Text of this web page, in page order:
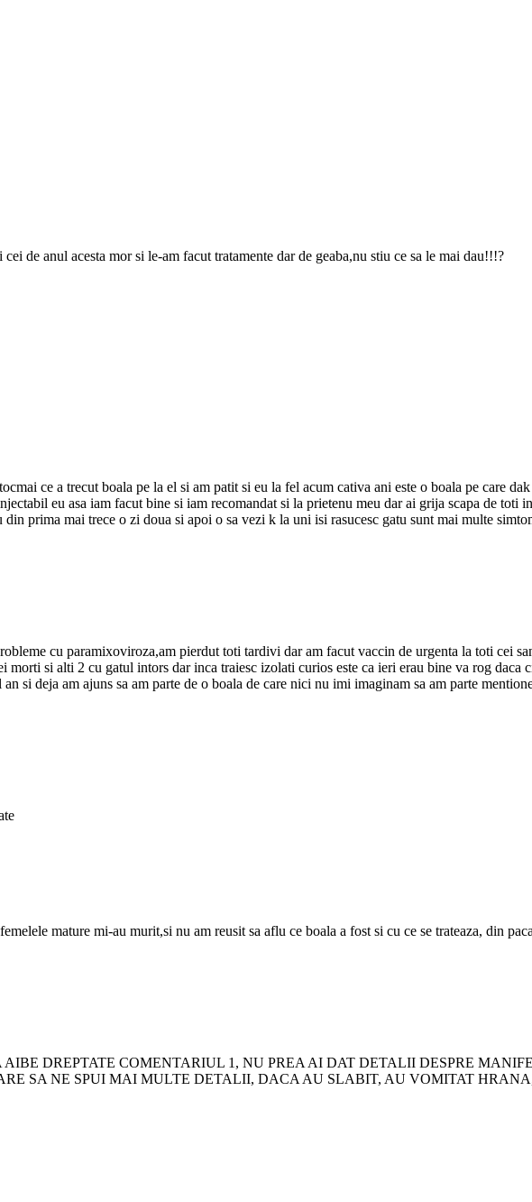
de anul acesta mor si le-am facut tratamente dar de geaba,nu stiu ce sa le mai dau!!!?
ce a trecut boala pe la el si am patit si eu la fel acum cativa ani este o boala pe care
eu asa iam facut bine si iam recomandat si la prietenu meu dar ai grija scapa de toti
prima mai trece o zi doua si apoi o sa vezi k la uni isi rasucesc gatu sunt mai multe
cu paramixoviroza,am pierdut toti tardivi dar am facut vaccin de urgenta la toti cei
morti si alti 2 cu gatul intors dar inca traiesc izolati curios este ca ieri erau bine va rog daca
si deja am ajuns sa am parte de o boala de care nici nu imi imaginam sa am parte
mature mi-au murit,si nu am reusit sa aflu ce boala a fost si cu ce se trateaza, din
DREPTATE COMENTARIUL 1, NU PREA AI DAT DETALII DESPRE
SA NE SPUI MAI MULTE DETALII, DACA AU SLABIT, AU VOMITAT